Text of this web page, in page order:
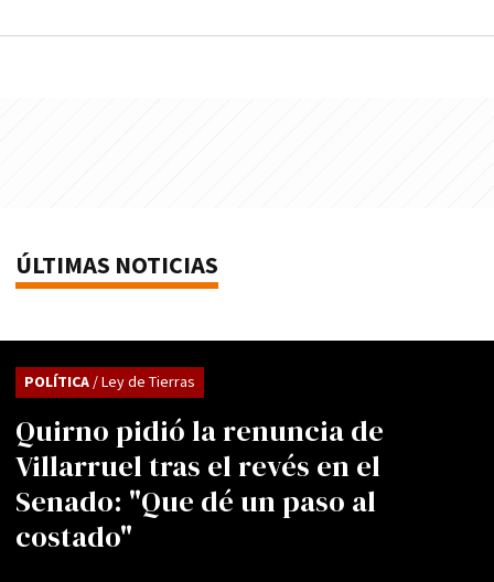
ÚLTIMAS NOTICIAS
Quirno pidió la renuncia de
Villarruel tras el revés en el
Senado: "Que dé un paso al
costado"
POLÍTICA/ Ley de Tierras